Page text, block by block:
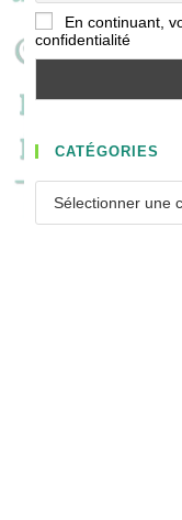
En continuant,
confidentialité
CATÉGORIES